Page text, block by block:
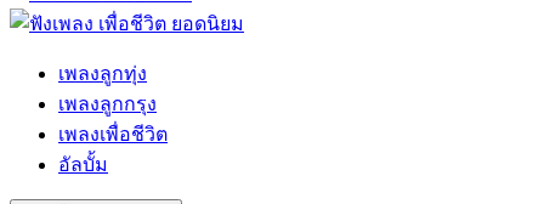
เพลงลูกทุ่ง
เพลงลูกกรุง
เพลงเพื่อชีวิต
อัลบั้ม